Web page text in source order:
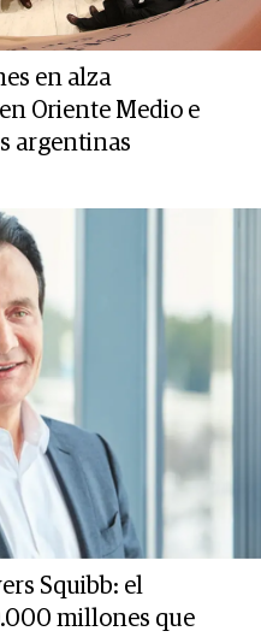
en alza
Oriente Medio e
argentinas
Squibb: el
millones que